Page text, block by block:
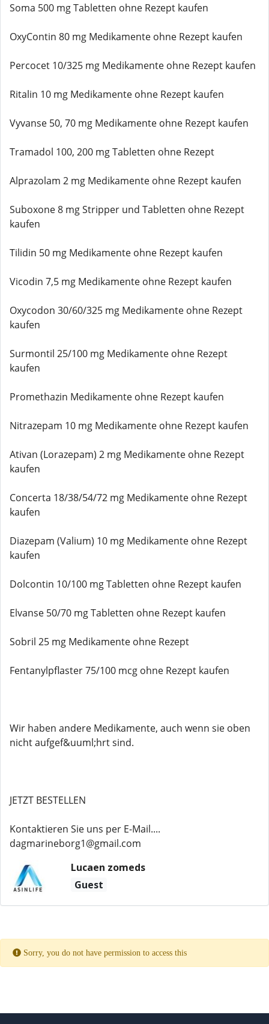
Soma 500 mg Tabletten ohne Rezept kaufen
OxyContin 80 mg Medikamente ohne Rezept kaufen
Percocet 10/325 mg Medikamente ohne Rezept kaufen
Ritalin 10 mg Medikamente ohne Rezept kaufen
Vyvanse 50, 70 mg Medikamente ohne Rezept kaufen
Tramadol 100, 200 mg Tabletten ohne Rezept
Alprazolam 2 mg Medikamente ohne Rezept kaufen
Suboxone 8 mg Stripper und Tabletten ohne Rezept
kaufen
Tilidin 50 mg Medikamente ohne Rezept kaufen
Vicodin 7,5 mg Medikamente ohne Rezept kaufen
Oxycodon 30/60/325 mg Medikamente ohne Rezept
kaufen
Surmontil 25/100 mg Medikamente ohne Rezept
kaufen
Promethazin Medikamente ohne Rezept kaufen
Nitrazepam 10 mg Medikamente ohne Rezept kaufen
Ativan (Lorazepam) 2 mg Medikamente ohne Rezept
kaufen
Concerta 18/38/54/72 mg Medikamente ohne Rezept
kaufen
Diazepam (Valium) 10 mg Medikamente ohne Rezept
kaufen
Dolcontin 10/100 mg Tabletten ohne Rezept kaufen
Elvanse 50/70 mg Tabletten ohne Rezept kaufen
Sobril 25 mg Medikamente ohne Rezept
Fentanylpflaster 75/100 mcg ohne Rezept kaufen
Wir haben andere Medikamente, auch wenn sie oben
nicht aufgef&uuml;hrt sind.
JETZT BESTELLEN
Kontaktieren Sie uns per E-Mail....
dagmarineborg1@gmail.com
Lucaen zomeds
Guest
Sorry, you do not have permission to access this